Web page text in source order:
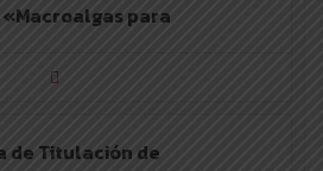
para
de Titulación de